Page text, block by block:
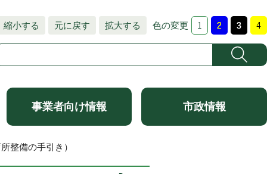
縮小する 元に戻す 拡大する 色の変更
事業者向け情報 市政情報
整備の手引き）